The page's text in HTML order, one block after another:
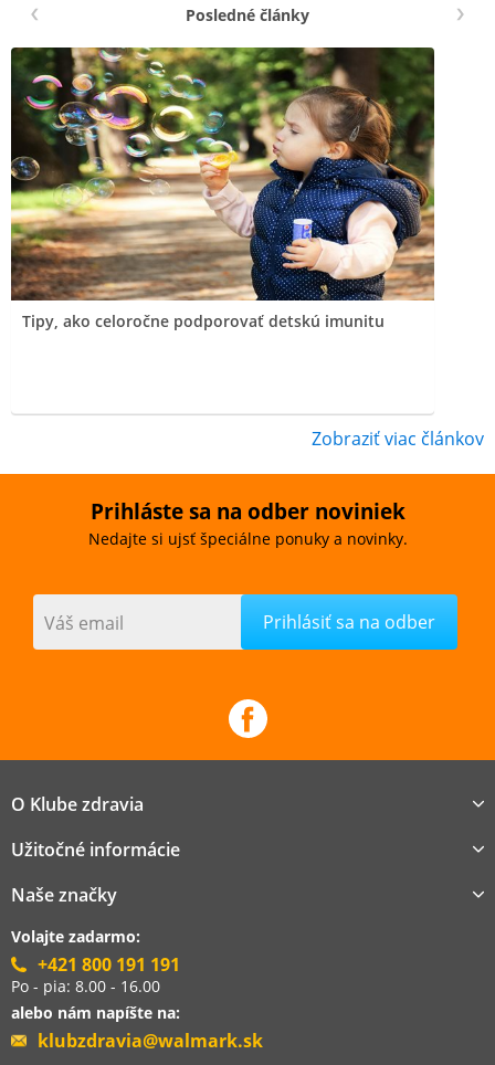
Posledné články
Tipy, ako celoročne podporovať detskú imunitu
Zobraziť viac článkov
Prihláste sa na odber noviniek
Nedajte si ujsť špeciálne ponuky a novinky.
Váš email
O Klube zdravia
Užitočné informácie
Naše značky
Volajte zadarmo:
+421 800 191 191
Po - pia: 8.00 - 16.00
alebo nám napíšte na:
klubzdravia@walmark.sk